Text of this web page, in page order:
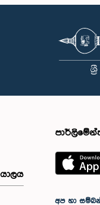
අප හා